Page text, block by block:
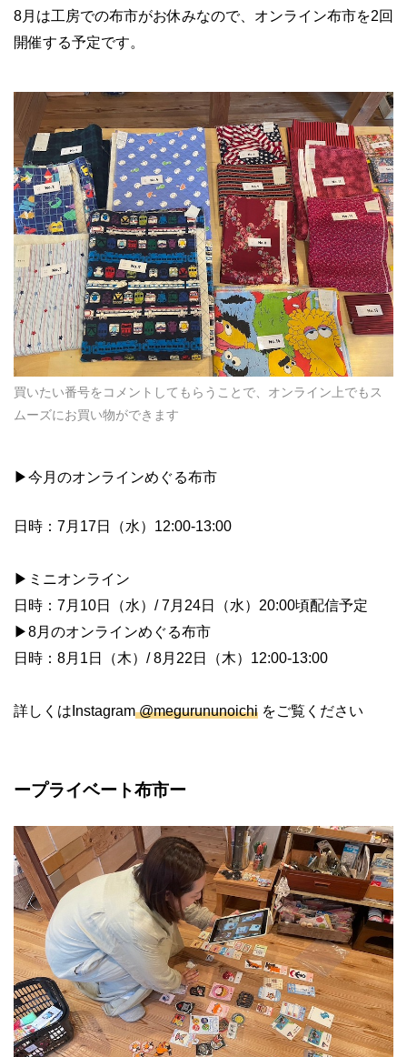
8月は工房での布市がお休みなので、オンライン布市を2回
開催する予定です。
買いたい番号をコメントしてもらうことで、オンライン上でもス
ムーズにお買い物ができます
▶︎今月のオンラインめぐる布市
日時：7月17日（水）12:00-13:00
▶︎ミニオンライン
日時：7月10日（水）/ 7月24日（水）20:00頃配信予定
▶︎8月のオンラインめぐる布市
日時：8月1日（木）/ 8月22日（木）12:00-13:00
詳しくはInstagram@megurununoichi をご覧ください
ープライベート布市ー